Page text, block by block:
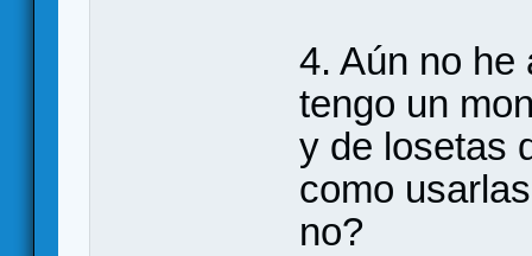
4. Aún no he
tengo un
y de losetas
como
no?